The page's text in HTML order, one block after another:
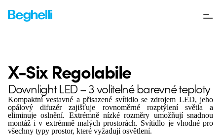
X-Six Regolabile
Downlight LED – 3 volitelné barevné teploty
Kompaktní vestavné a přisazené svítidlo se zdrojem LED, jeho
opálový difuzér zajišťuje rovnoměrné rozptýlení světla a
eliminuje oslnění. Extrémně nízké rozměry umožňují snadnou
montáž i v extrémně malých prostorách. Svítidlo je vhodné pro
všechny typy prostor, které vyžadují osvětlení.